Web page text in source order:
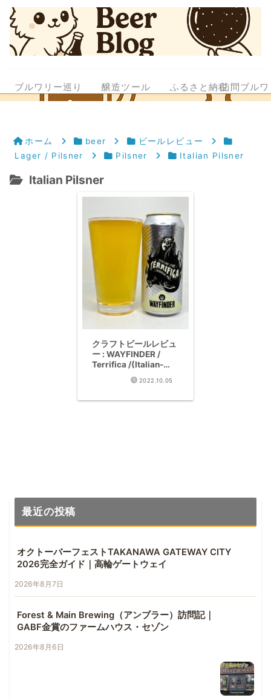
ブルワリー巡り 醸造ツール ふるさと納税訪問ブル
ホーム beer
ビールレビュー
Lager / Pilsner
Pilsner Italian Pilsner
Italian Pilsner
クラフトビールレビュ
ー : WAYFINDER /
Terrifica /(Italian-
Style PILSNER 4.7%)
2022.10.05
最近の投稿
オクトーバーフェストTAKANAWA GATEWAY CITY
2026完全ガイド｜高輪ゲートウェイ
2026年8月7日
Forest & Main Brewing（アンブラー）訪問記｜
GABF金賞のファームハウス・セゾン
2026年8月6日